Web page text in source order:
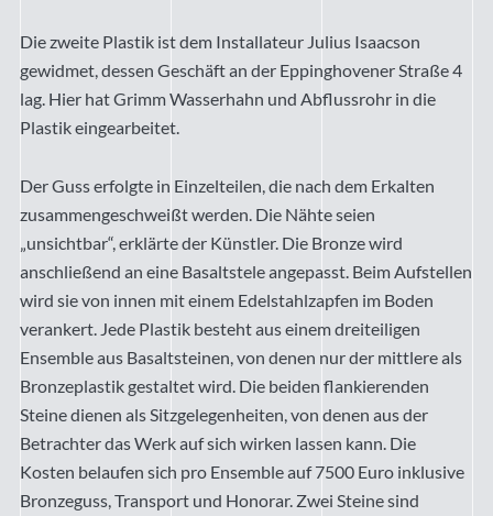
Die zweite Plastik ist dem Installateur Julius Isaacson
gewidmet, dessen Geschäft an der Eppinghovener Straße 4
lag. Hier hat Grimm Wasserhahn und Abflussrohr in die
Plastik eingearbeitet.
Der Guss erfolgte in Einzelteilen, die nach dem Erkalten
zusammengeschweißt werden. Die Nähte seien
„unsichtbar“, erklärte der Künstler. Die Bronze wird
anschließend an eine Basaltstele angepasst. Beim Aufstellen
wird sie von innen mit einem Edelstahlzapfen im Boden
verankert. Jede Plastik besteht aus einem dreiteiligen
Ensemble aus Basaltsteinen, von denen nur der mittlere als
Bronzeplastik gestaltet wird. Die beiden flankierenden
Steine dienen als Sitzgelegenheiten, von denen aus der
Betrachter das Werk auf sich wirken lassen kann. Die
Kosten belaufen sich pro Ensemble auf 7500 Euro inklusive
Bronzeguss, Transport und Honorar. Zwei Steine sind